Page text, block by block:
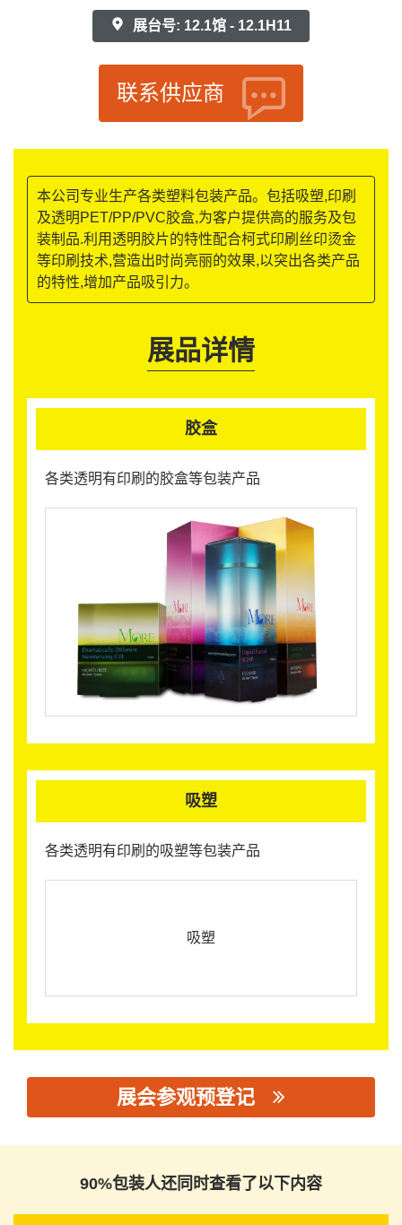
展台号: 12.1馆 - 12.1H11
联系供应商
本公司专业生产各类塑料包装产品。包括吸塑,印刷
及透明PET/PP/PVC胶盒,为客户提供高的服务及包
装制品.利用透明胶片的特性配合柯式印刷丝印烫金
等印刷技术,营造出时尚亮丽的效果,以突出各类产品
的特性,增加产品吸引力。
展品详情
胶盒
各类透明有印刷的胶盒等包装产品
吸塑
各类透明有印刷的吸塑等包装产品
吸塑
展会参观预登记
90%包装人还同时查看了以下内容